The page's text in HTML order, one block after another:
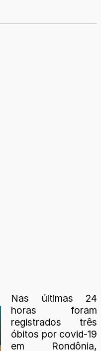
Nas últimas 24
horas foram
registrados três
óbitos por covid-19
em Rondônia,